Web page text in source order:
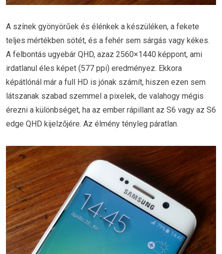
A színek gyönyörűek és élénkek a készüléken, a fekete
teljes mértékben sötét, és a fehér sem sárgás vagy kékes.
A felbontás ugyebár QHD, azaz 2560×1440 képpont, ami
irdatlanul éles képet (577 ppi) eredményez. Ekkora
képátlónál már a full HD is jónak számít, hiszen ezen sem
látszanak szabad szemmel a pixelek, de valahogy mégis
érezni a különbséget, ha az ember rápillant az S6 vagy az S6
edge QHD kijelzőjére. Az élmény tényleg páratlan.